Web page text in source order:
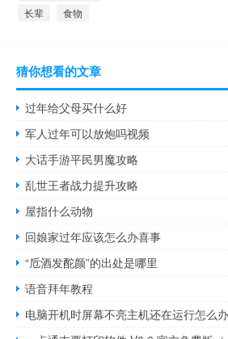
长辈 食物
猜你想看的文章
过年给父母买什么好
军人过年可以放炮吗视频
大话手游平民男魔攻略
乱世王者战力提升攻略
屋指什么动物
回娘家过年应该怎么办喜事
“卮酒发酡颜”的出处是哪里
语音拜年教程
电脑开机时屏幕不亮主机还在运行怎么办